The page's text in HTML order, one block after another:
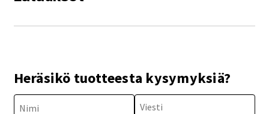
Heräsikö tuotteesta kysymyksiä?